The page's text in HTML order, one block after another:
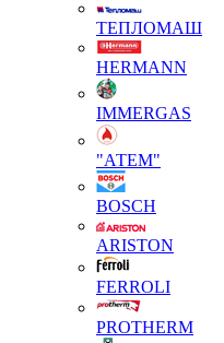
ТЕПЛОМАШ
HERMANN
IMMERGAS
"АТЕМ"
BOSCH
ARISTON
FERROLI
PROTHERM